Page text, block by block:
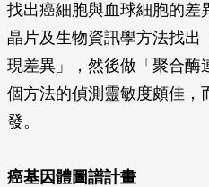
找出癌細胞與血球細胞的差
晶片及生物資訊學方法找出
現差異」，然後做「聚合酶
個方法的偵測靈敏度頗佳，
發。
癌基因體圖譜計畫